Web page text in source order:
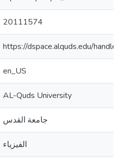
20111574
https://dspace.alquds.edu/
en_US
AL-Quds University
جامعة القدس
الفيزياء